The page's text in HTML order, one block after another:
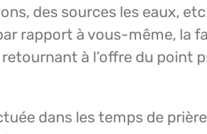
des sources les eaux,
rapport à vous-même, la
à l’offre du point
dans les temps de